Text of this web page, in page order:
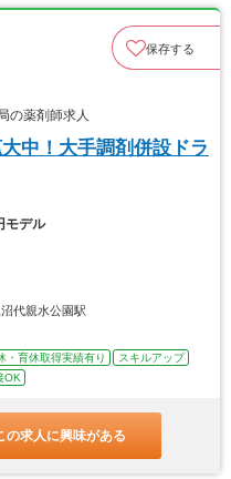
保存する
薬剤師求人
中！大手調剤併設ドラ
モデル
代親水公園駅
・育休取得実績有り
スキルアップ
OK
の求人に興味がある